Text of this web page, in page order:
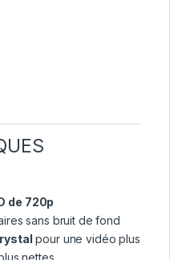
de 720p
sans bruit de fond
pour une vidéo plus
nettes